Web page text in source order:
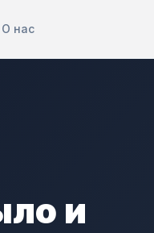
О нас
и